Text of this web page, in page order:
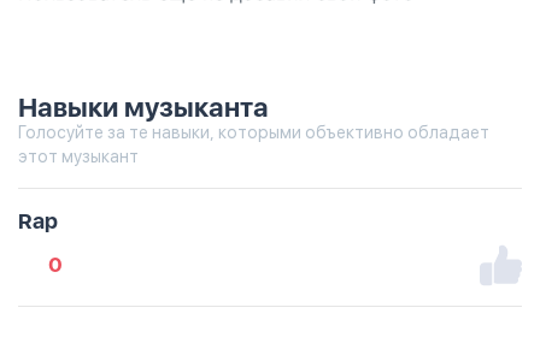
Навыки музыканта
Голосуйте за те навыки, которыми объективно обладает
этот музыкант
Rap
0